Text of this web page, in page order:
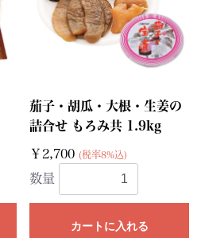
茄子・胡瓜・大根・生姜の
詰合せ もろみ共 1.9kg
￥2,700 (税率8%込)
数量
カートに入れる